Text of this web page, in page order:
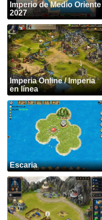
Imperio de Medio Oriente
2027
Imperia Online / Imperia
en línea
Escaria